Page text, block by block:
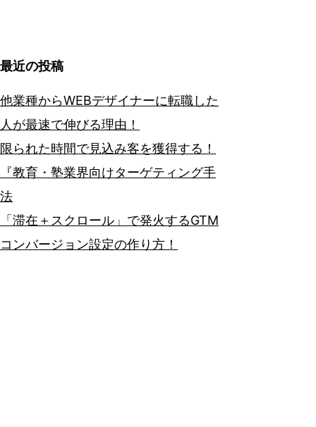
最近の投稿
他業種からWEBデザイナーに転職した
人が最速で伸びる理由！
限られた時間で見込み客を獲得する！
『教育・塾業界向けターゲティング手
法
「滞在＋スクロール」で発火するGTM
コンバージョン設定の作り方！